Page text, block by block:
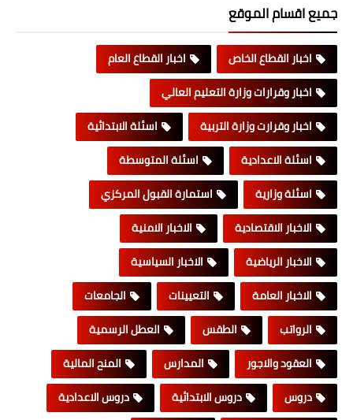
جميع اقسام الموقع
اخبار القطاع الخاص
اخبار القطاع العام
اخبار وقرارات وزارة التعليم العالي
اخبار وقرارت وزارة التربية
اسئلة الابتدائية
اسئلة الاعدادية
اسئلة المتوسطة
اسئلة وزارية
استمارة القبول المركزي
الاخبار الاقتصادية
الاخبار الامنية
الاخبار الرياضية
الاخبار السياسية
الاخبار العامة
التعيينات
الجامعات
الرواتب
الطقس
العطل الرسمية
العقود والاجور
المدارس
المنح المالية
دروس
دروس الابتدائية
دروس الاعدادية